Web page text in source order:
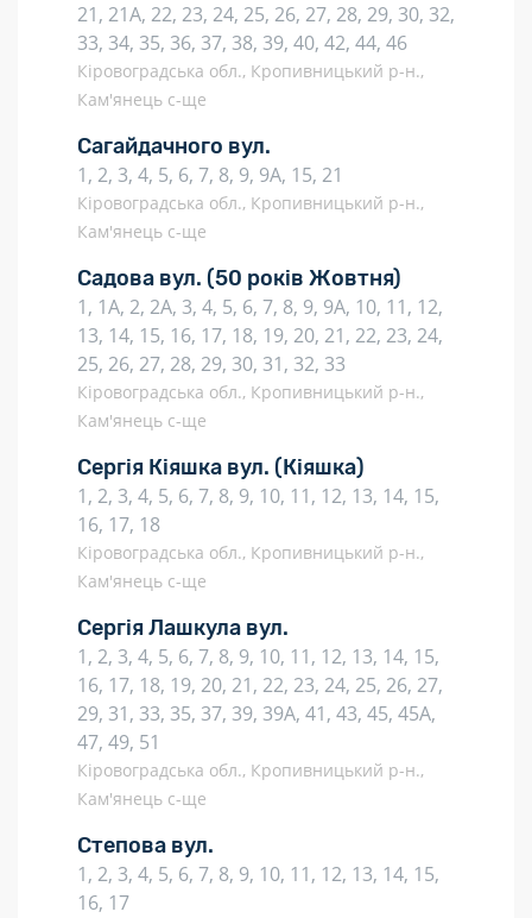
21, 21А, 22, 23, 24, 25, 26, 27, 28, 29, 30, 32,
33, 34, 35, 36, 37, 38, 39, 40, 42, 44, 46
Кіровоградська обл., Кропивницький р-н.,
Кам'янець с-ще
Сагайдачного вул.
1, 2, 3, 4, 5, 6, 7, 8, 9, 9А, 15, 21
Кіровоградська обл., Кропивницький р-н.,
Кам'янець с-ще
Садова вул. (50 років Жовтня)
1, 1А, 2, 2А, 3, 4, 5, 6, 7, 8, 9, 9А, 10, 11, 12,
13, 14, 15, 16, 17, 18, 19, 20, 21, 22, 23, 24,
25, 26, 27, 28, 29, 30, 31, 32, 33
Кіровоградська обл., Кропивницький р-н.,
Кам'янець с-ще
Сергія Кіяшка вул. (Кіяшка)
1, 2, 3, 4, 5, 6, 7, 8, 9, 10, 11, 12, 13, 14, 15,
16, 17, 18
Кіровоградська обл., Кропивницький р-н.,
Кам'янець с-ще
Сергія Лашкула вул.
1, 2, 3, 4, 5, 6, 7, 8, 9, 10, 11, 12, 13, 14, 15,
16, 17, 18, 19, 20, 21, 22, 23, 24, 25, 26, 27,
29, 31, 33, 35, 37, 39, 39А, 41, 43, 45, 45А,
47, 49, 51
Кіровоградська обл., Кропивницький р-н.,
Кам'янець с-ще
Степова вул.
1, 2, 3, 4, 5, 6, 7, 8, 9, 10, 11, 12, 13, 14, 15,
16, 17